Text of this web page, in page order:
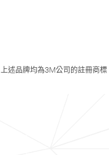
上述品牌均為3M公司的註冊商標